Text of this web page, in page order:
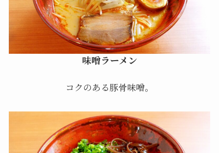
味噌ラーメン
コクのある豚骨味噌。